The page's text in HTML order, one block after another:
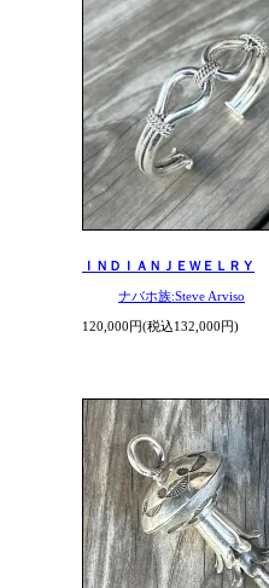
ＩＮＤＩＡＮＪＥＷＥＬＲＹ
ナバホ族:Steve Arviso
120,000円(税込132,000円)